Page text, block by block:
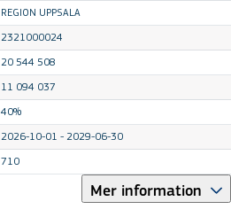
REGION UPPSALA
2321000024
20 544 508
11 094 037
40%
2026-10-01 - 2029-06-30
710
Mer information